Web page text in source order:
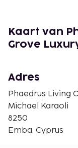
Agia Solomoni-
Fabrica-heuvel -
Sint-Pauluspilaar
Paphos
Haven van
De
Internationale
Enkele van de
Kaart van
Grove
Adres
Phaedrus Living
Michael Karaoli
8250
Emba, Cyprus